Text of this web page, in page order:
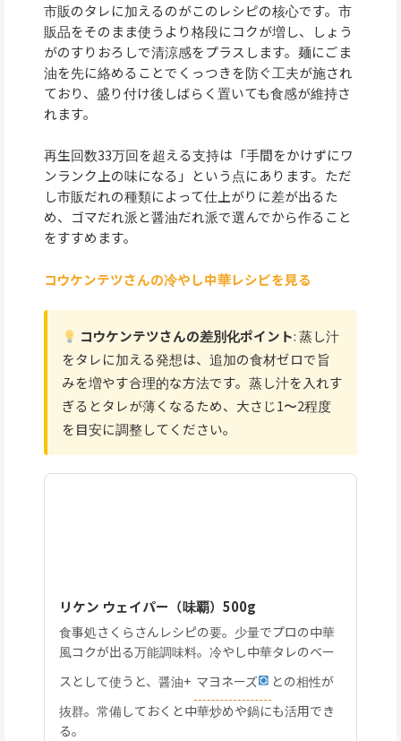
市販のタレに加えるのがこのレシピの核心です。市
販品をそのまま使うより格段にコクが増し、しょう
がのすりおろしで清涼感をプラスします。麺にごま
油を先に絡めることでくっつきを防ぐ工夫が施され
ており、盛り付け後しばらく置いても食感が維持さ
れます。
再生回数33万回を超える支持は「手間をかけずにワ
ンランク上の味になる」という点にあります。ただ
し市販だれの種類によって仕上がりに差が出るた
め、ゴマだれ派と醤油だれ派で選んでから作ること
をすすめます。
コウケンテツさんの冷やし中華レシピを見る
コウケンテツさんの差別化ポイント: 蒸し汁
をタレに加える発想は、追加の食材ゼロで旨
みを増やす合理的な方法です。蒸し汁を入れす
ぎるとタレが薄くなるため、大さじ1〜2程度
を目安に調整してください。
リケン ウェイパー（味覇）500g
食事処さくらさんレシピの要。少量でプロの中華
風コクが出る万能調味料。冷やし中華タレのベー
スとして使うと、醤油+ マヨネーズ
との相性が
抜群。常備しておくと中華炒めや鍋にも活用でき
る。